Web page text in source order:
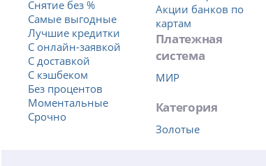
Снятие без %
Самые выгодные
Лучшие кредитки
С онлайн-заявкой
С доставкой
С кэшбеком
Без процентов
Моментальные
Срочно
Акции банков по
картам
Платежная
система
МИР
Категория
Золотые